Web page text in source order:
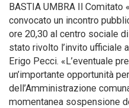
BASTIA UMBRA Il Comitato
convocato un incontro
ore 20,30 al centro sociale
stato rivolto l’invito ufficiale
Erigo Pecci. «L’eventuale
un’importante opportunità
dell’Amministrazione
momentanea sospensione